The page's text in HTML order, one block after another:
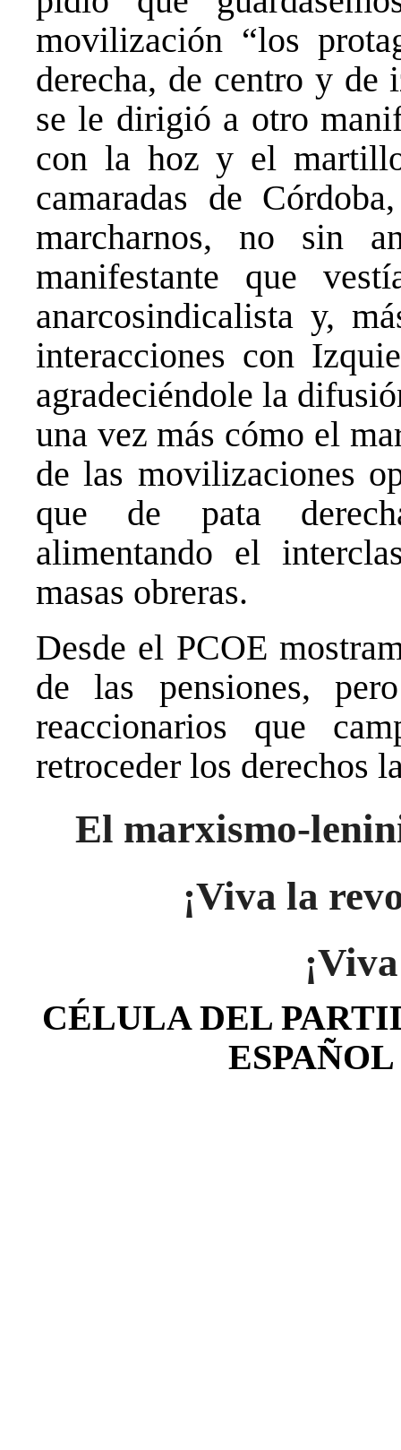
movilización “los
derecha, de centro y de
se le dirigió a otro
con la hoz y el
camaradas de
marcharnos, no sin
manifestante que
anarcosindicalista y,
interacciones con
agradeciéndole la
una vez más cómo el
de las movilizaciones
que de pata
alimentando el
masas obreras.
Desde el PCOE
de las pensiones,
reaccionarios que
retroceder los derechos
El marxismo-
¡Viva la
CÉLULA DEL